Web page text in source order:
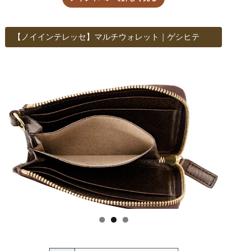
【ノイインテレッセ】マルチウォレット｜ゲシヒテ